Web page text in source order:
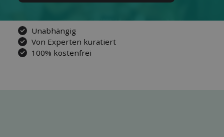
Unabhängig
Von Experten kuratiert
100% kostenfrei